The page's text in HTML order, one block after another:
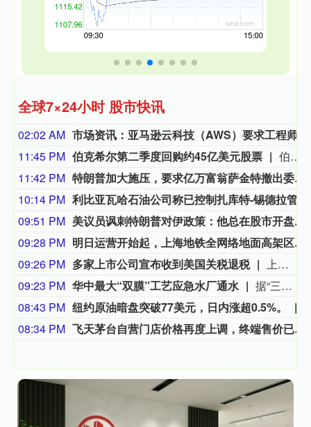
全球7×24小时 股市快讯
02:02 AM
11:45 PM 伯克希尔第二季度回购约45亿美元股票
伯克希尔第二季度斥资约45亿美元回购自身股票，并在期内买入近200亿美元股票，显示首席执行官阿贝尔正将公司庞大的现金储备更多投入市场。 伯克希尔第一季度开始回购股票，为一年多来的首次。阿贝尔今年早些时候表示，公司重新启动回购，是因为管理层认为股票的“内在价值”高于其市场价格。 CFRA Research分析师Cathy Seifert表示：“投资者会受到回购举措的鼓舞。这也是Greg接掌公司并彰显其主导地位的一种方式。” 此次股票回购为股东带来了自2021年以来规模最大的季度资本回报。伯克希尔第二季度现金储备降至3655亿美元，低于前一季度的约3970亿美元。
11:42 PM
特朗普加大施压，要求亿万富翁萨金特撤出委内瑞拉
10:14 PM
09:51 PM
美议员讽刺特朗普对伊政策：他总在股市开盘前说不打了
09:28 PM
明日运营开始起，上海地铁全网络地面高架区段限速运行
09:26 PM 多家上市公司宣布收到美国关税退税
上市公司公告显示，自7月以来，多家公司宣布已经收到美国关税退税。根据美国最高法院今年2月裁定，《国际紧急经济权力法》不授权总统征收大规模关税。美国国际贸易法院随后下令海关办理相关退款。海关与边境保护局4月20日启动第一阶段退款工作，首批退款于5月11日前后发放。美国海关与边境保护局官员本月4日披露的信息显示，截至7月底，该部门已处理完毕约1000亿美元关税的退款流程并把相关信息提供给财政部用于付款。（中新社）
09:23 PM 华中最大“双膜”工艺应急水厂通水
据“三峡小微”公众号消息，8月8日，由三峡集团所属长江环保集团、武汉市水务集团等共同投资建设的华中地区规模最大的“双膜”工艺应急水厂——武汉梁子湖应急水厂并网通水，标志着武汉市江南区域正式构建起“一江一湖”双水源互为备援、灵活调度的供水新格局，为片区660万市民用水安全提供坚实保障。
08:43 PM 纽约原油暗盘突破77美元，日内涨超0.5%。
08:34 PM
飞天茅台自营门店价格再度上调，终端售价已涨至1760元/瓶